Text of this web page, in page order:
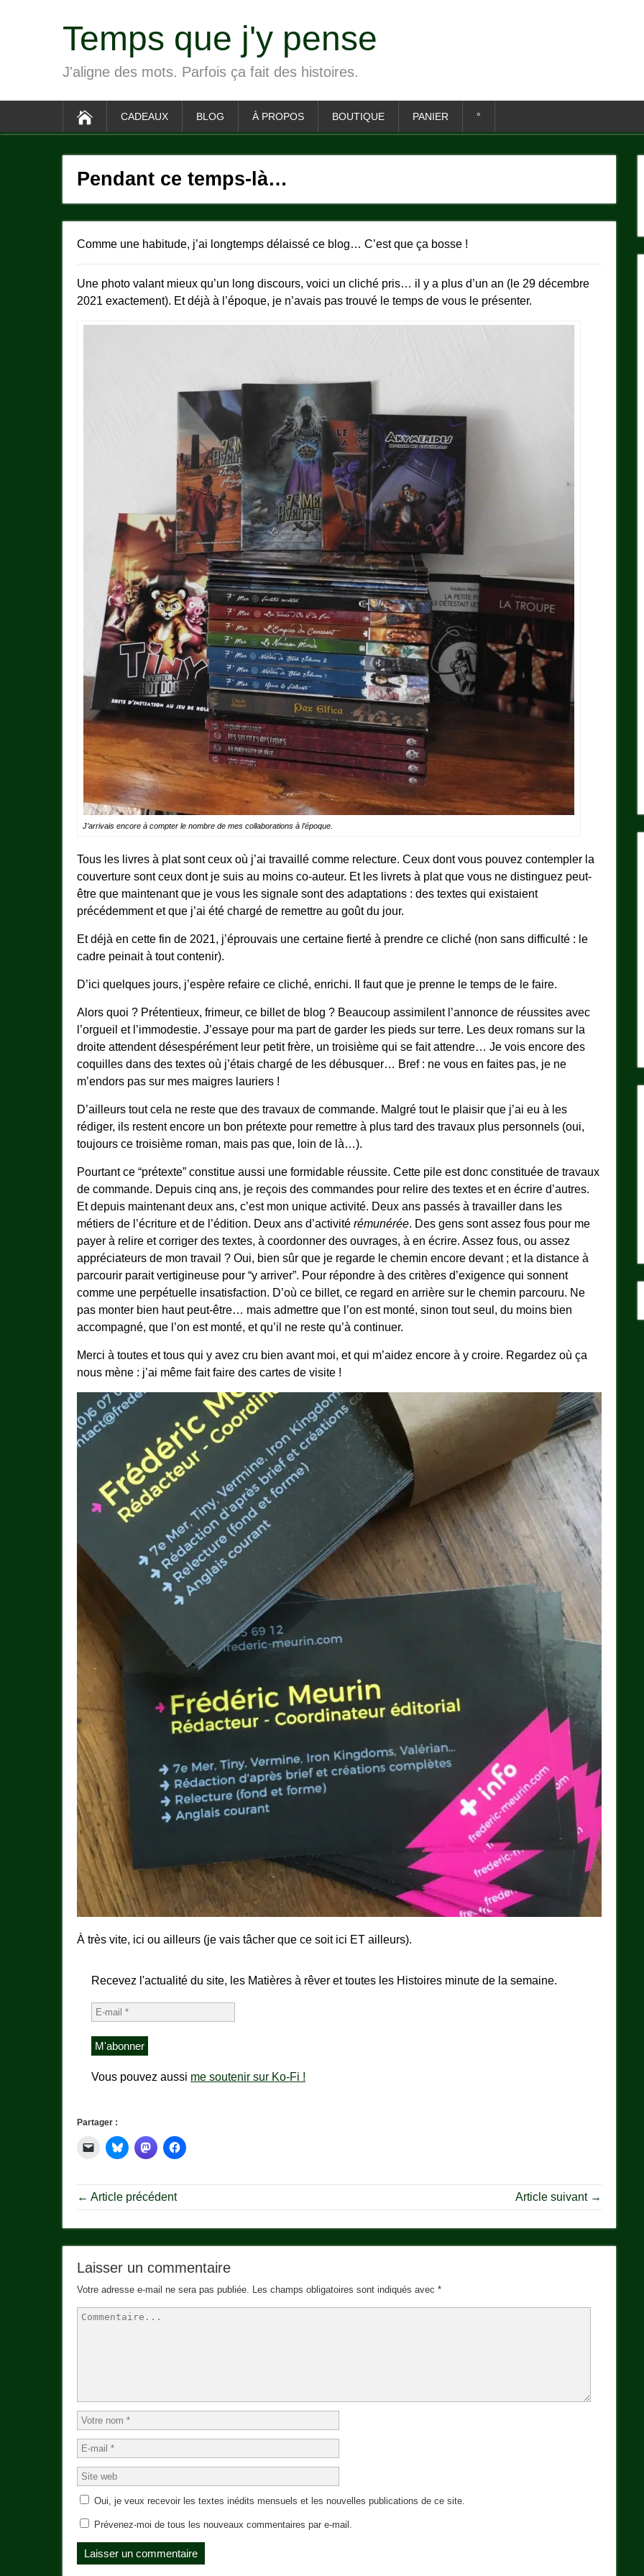
Temps que j'y pense
J'aligne des mots. Parfois ça fait des histoires.
CADEAUX BLOG À PROPOS BOUTIQUE PANIER °
Pendant ce temps-là…
Comme une habitude, j’ai longtemps délaissé ce blog… C’est que ça bosse !
Une photo valant mieux qu’un long discours, voici un cliché pris… il y a plus d’un an (le 29 décembre
2021 exactement). Et déjà à l’époque, je n’avais pas trouvé le temps de vous le présenter.
J’arrivais encore à compter le nombre de mes collaborations à l’époque.
Tous les livres à plat sont ceux où j’ai travaillé comme relecture. Ceux dont vous pouvez contempler la
couverture sont ceux dont je suis au moins co-auteur. Et les livrets à plat que vous ne distinguez peut-
être que maintenant que je vous les signale sont des adaptations : des textes qui existaient
précédemment et que j’ai été chargé de remettre au goût du jour.
Et déjà en cette fin de 2021, j’éprouvais une certaine fierté à prendre ce cliché (non sans difficulté : le
cadre peinait à tout contenir).
D’ici quelques jours, j’espère refaire ce cliché, enrichi. Il faut que je prenne le temps de le faire.
Alors quoi ? Prétentieux, frimeur, ce billet de blog ? Beaucoup assimilent l’annonce de réussites avec
l’orgueil et l’immodestie. J’essaye pour ma part de garder les pieds sur terre. Les deux romans sur la
droite attendent désespérément leur petit frère, un troisième qui se fait attendre… Je vois encore des
coquilles dans des textes où j’étais chargé de les débusquer… Bref : ne vous en faites pas, je ne
m’endors pas sur mes maigres lauriers !
D’ailleurs tout cela ne reste que des travaux de commande. Malgré tout le plaisir que j’ai eu à les
rédiger, ils restent encore un bon prétexte pour remettre à plus tard des travaux plus personnels (oui,
toujours ce troisième roman, mais pas que, loin de là…).
Pourtant ce “prétexte” constitue aussi une formidable réussite. Cette pile est donc constituée de travaux
de commande. Depuis cinq ans, je reçois des commandes pour relire des textes et en écrire d’autres.
Et depuis maintenant deux ans, c’est mon unique activité. Deux ans passés à travailler dans les
métiers de l’écriture et de l’édition. Deux ans d’activité rémunérée. Des gens sont assez fous pour me
payer à relire et corriger des textes, à coordonner des ouvrages, à en écrire. Assez fous, ou assez
appréciateurs de mon travail ? Oui, bien sûr que je regarde le chemin encore devant ; et la distance à
parcourir parait vertigineuse pour “y arriver”. Pour répondre à des critères d’exigence qui sonnent
comme une perpétuelle insatisfaction. D’où ce billet, ce regard en arrière sur le chemin parcouru. Ne
pas monter bien haut peut-être… mais admettre que l’on est monté, sinon tout seul, du moins bien
accompagné, que l’on est monté, et qu’il ne reste qu’à continuer.
Merci à toutes et tous qui y avez cru bien avant moi, et qui m’aidez encore à y croire. Regardez où ça
nous mène : j’ai même fait faire des cartes de visite !
À très vite, ici ou ailleurs (je vais tâcher que ce soit ici ET ailleurs).
Recevez l'actualité du site, les Matières à rêver et toutes les Histoires minute de la semaine.
Vous pouvez aussi me soutenir sur Ko-Fi !
Partager :
← Article précédent Article suivant →
Laisser un commentaire
Votre adresse e-mail ne sera pas publiée. Les champs obligatoires sont indiqués avec *
Oui, je veux recevoir les textes inédits mensuels et les nouvelles publications de ce site.
Prévenez-moi de tous les nouveaux commentaires par e-mail.